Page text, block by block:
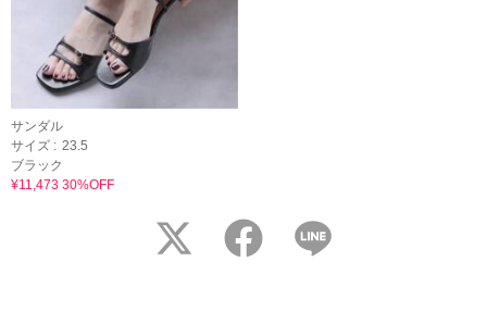
サンダル
サイズ : 23.5
ブラック
¥11,473 30%OFF
twitter facebook